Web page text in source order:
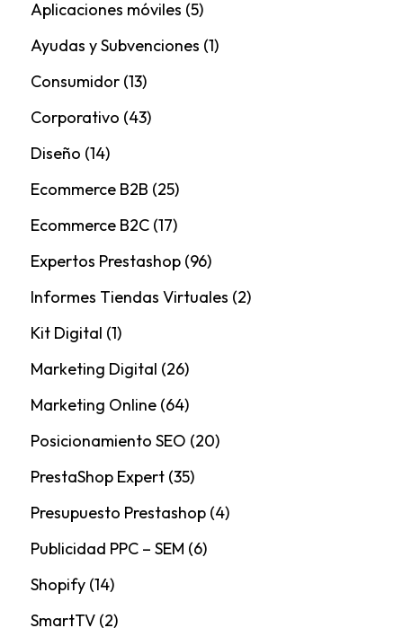
Aplicaciones móviles (5)
Ayudas y Subvenciones (1)
Consumidor(13)
Corporativo (43)
Diseño (14)
Ecommerce B2B (25)
Ecommerce B2C(17)
Expertos Prestashop(96)
Informes Tiendas Virtuales (2)
Kit Digital (1)
Marketing Digital (26)
Marketing Online(64)
Posicionamiento SEO (20)
PrestaShop Expert(35)
Presupuesto Prestashop(4)
Publicidad PPC – SEM (6)
Shopify(14)
SmartTV(2)